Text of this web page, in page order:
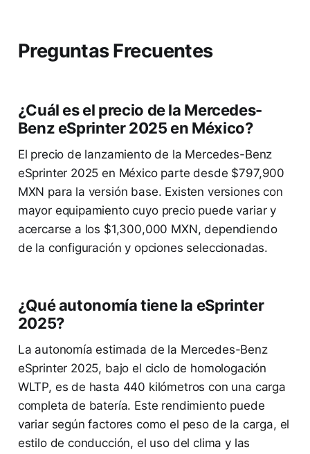
Preguntas Frecuentes
¿Cuál es el precio de la Mercedes-
Benz eSprinter 2025 en México?
El precio de lanzamiento de la Mercedes-Benz
eSprinter 2025 en México parte desde $797,900
MXN para la versión base. Existen versiones con
mayor equipamiento cuyo precio puede variar y
acercarse a los $1,300,000 MXN, dependiendo
de la configuración y opciones seleccionadas.
¿Qué autonomía tiene la eSprinter
2025?
La autonomía estimada de la Mercedes-Benz
eSprinter 2025, bajo el ciclo de homologación
WLTP, es de hasta 440 kilómetros con una carga
completa de batería. Este rendimiento puede
variar según factores como el peso de la carga, el
estilo de conducción, el uso del clima y las